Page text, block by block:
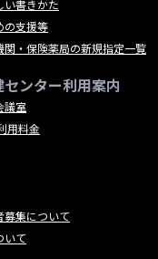
い書きかた
の支援等
関・保険薬局の新規指定一覧
ンター利用案内
議室
用料金
募集について
いて